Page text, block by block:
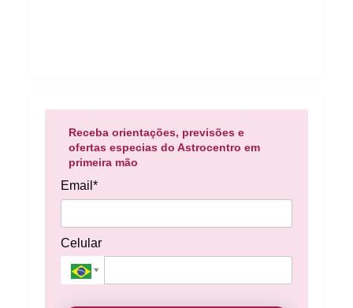
Receba orientações, previsões e
ofertas especias do Astrocentro em
primeira mão
Email*
Celular